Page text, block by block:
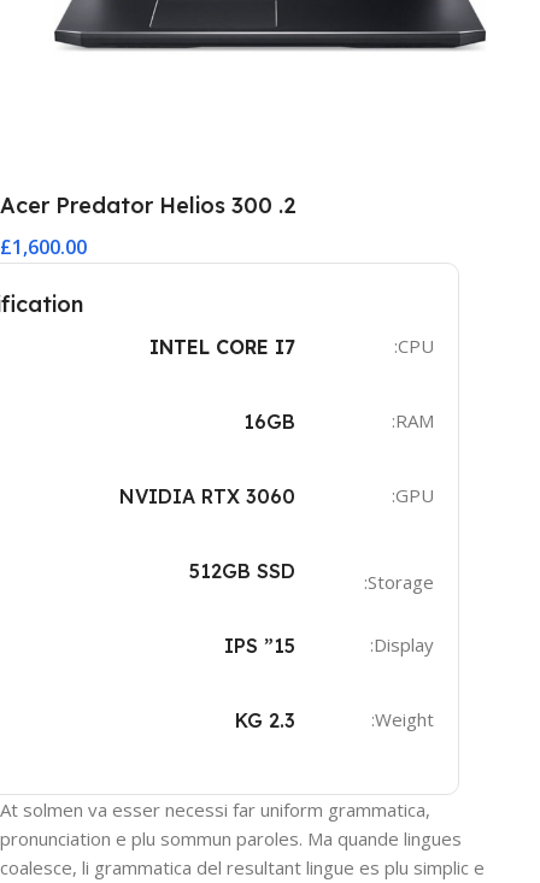
2. Acer Predator Helios 300
£1,600.00
CPU:
INTEL CORE I7
RAM:
16GB
GPU:
NVIDIA RTX 3060
Storage:
512GB SSD
Display:
15” IPS
Weight:
2.3 KG
At solmen va esser necessi far uniform grammatica,
pronunciation e plu sommun paroles. Ma quande lingues
coalesce, li grammatica del resultant lingue es plu simplic e